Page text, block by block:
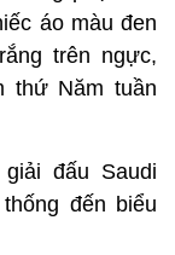
áo màu đen
trên ngực,
thứ Năm tuần
đấu Saudi
đến biểu